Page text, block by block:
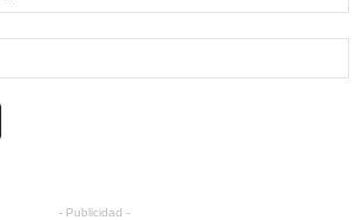
- Publicidad -